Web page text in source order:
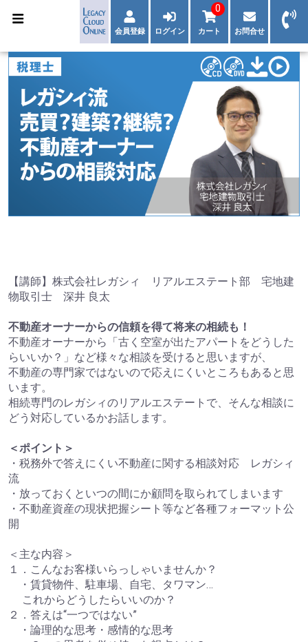
会員登録 ログイン カート
0
お問合せ
【講師】株式会社レガシィ リアルエステート部 宅地建
物取引士 深井 良太
不動産オーナーからの信頼を得て将来の相続も！
不動産オーナーから「古く空室が出たアパートをどうした
らいいか？」など様々な相談を受けると思いますが、
不動産の専門家ではないので応えにくいところもあると思
います。
相続専門のレガシィのリアルエステートで、そんな相談に
どう対応しているかお話します。
＜ポイント＞
・税務外で答えにくい不動産に関する相談対応 レガシィ
流
・放っておくといつの間にか顧問を取られてしまいます
・不動産資産の現状把握シート等など各種フォーマット公
開
＜主な内容＞
１．こんなお客様いらっしゃいませんか？
・賃貸物件、駐車場、自宅、タワマン…
これからどうしたらいいのか？
２．答えは“一つではない”
・論理的な思考・感情的な思考